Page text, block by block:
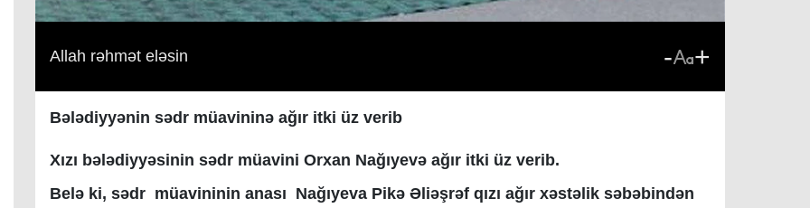
Allah rəhmət eləsin - +
Bələdiyyənin sədr müavininə ağır itki üz verib
Xızı bələdiyyəsinin sədr müavini Orxan Nağıyevə ağır itki üz verib.
Belə ki, sədr müavininin anası Nağıyeva Pikə Əliəşrəf qızı ağır xəstəlik səbəbindən